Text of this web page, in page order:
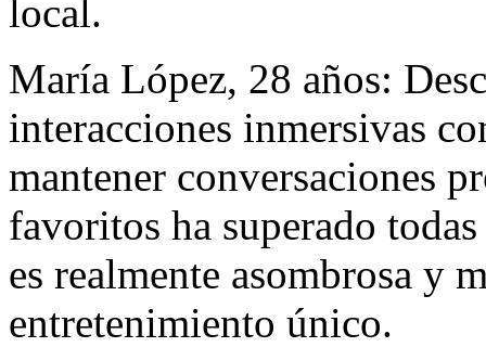
local.
María López, 28 años:
interacciones inmersivas
mantener conversaciones
favoritos ha superado
es realmente asombrosa y
entretenimiento único.